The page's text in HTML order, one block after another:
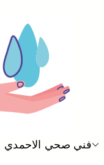
فني صحي الاحمدي